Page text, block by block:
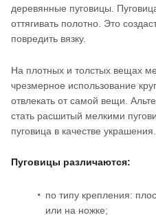
деревянные пуговицы.
оттягивать полотно. Это
повредить вязку.
На плотных и толстых вещах
чрезмерное использование
отвлекать от самой вещи.
стать расшитый мелкими
пуговица в качестве украшения.
Пуговицы различаются:
по типу крепления:
или на ножке;